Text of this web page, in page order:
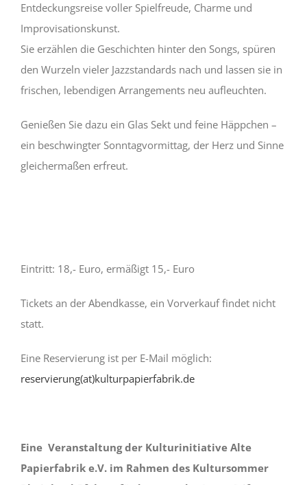
Entdeckungsreise voller Spielfreude, Charme und
Improvisationskunst.
Sie erzählen die Geschichten hinter den Songs, spüren
den Wurzeln vieler Jazzstandards nach und lassen sie in
frischen, lebendigen Arrangements neu aufleuchten.
Genießen Sie dazu ein Glas Sekt und feine Häppchen –
ein beschwingter Sonntagvormittag, der Herz und Sinne
gleichermaßen erfreut.
Eintritt: 18,- Euro, ermäßigt 15,- Euro
Tickets an der Abendkasse, ein Vorverkauf findet nicht
statt.
Eine Reservierung ist per E-Mail möglich:
reservierung(at)kulturpapierfabrik.de
Eine Veranstaltung der Kulturinitiative Alte
Papierfabrik e.V. im Rahmen des Kultursommer